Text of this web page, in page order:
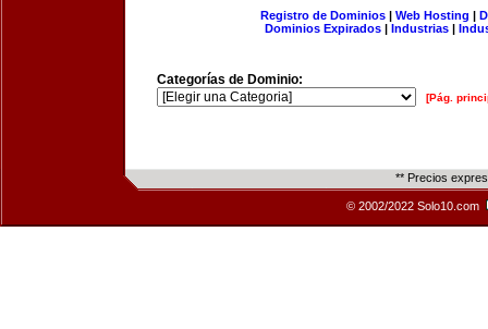
Registro de Dominios| Web Hosting |
Dominios Expirados | Industrias |
Categorías de Dominio:
[Pág.
** Precios
© 2002/2022 Solo10.com